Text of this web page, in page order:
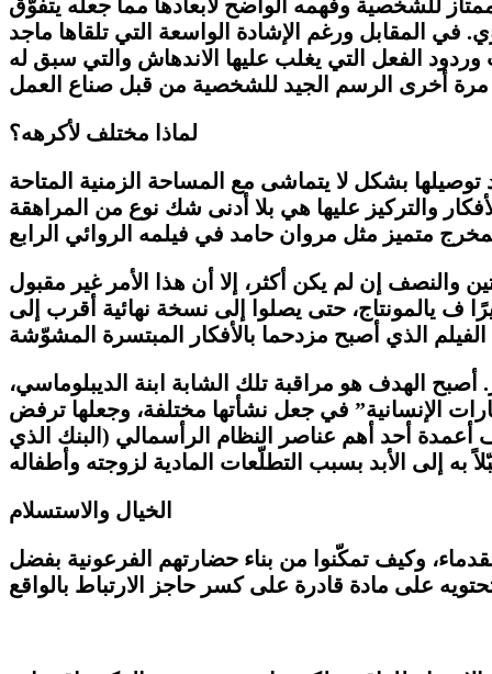
للشخصية وفهمه الواضح لأبعادها مما جعله يتفوّق
المقابل ورغم الإشادة الواسعة التي تلقاها ماجد
الفعل التي يغلب عليها الاندهاش والتي سبق له
لماذا مختلف لأكرهه؟
بشكل لا يتماشى مع المساحة الزمنية المتاحة
والتركيز عليها هي بلا أدنى شك نوع من المراهقة
والنصف إن لم يكن أكثر، إلا أن هذا الأمر غير مقبول
ف يالمونتاج، حتى يصلوا إلى نسخة نهائية أقرب إلى
أصبح الهدف هو مراقبة تلك الشابة ابنة الديبلوماسي،
الإنسانية” في جعل نشأتها مختلفة، وجعلها ترفض
أحد أهم عناصر النظام الرأسمالي (البنك الذي
الخيال والاستسلام
وكيف تمكّنوا من بناء حضارتهم الفرعونية بفضل